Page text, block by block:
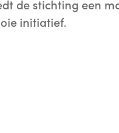
de stichting een
initiatief.